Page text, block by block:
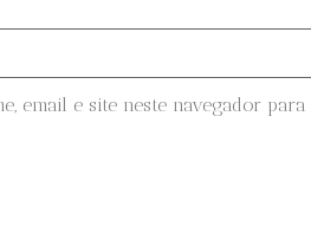
email e site neste navegador